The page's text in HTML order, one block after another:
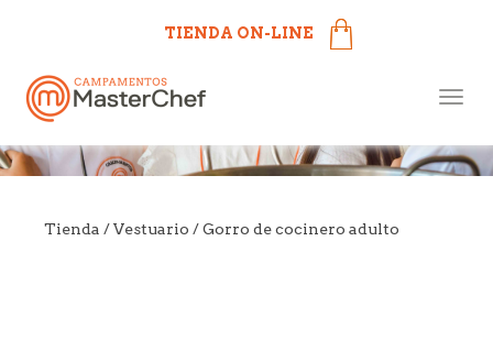
TIENDA ON-LINE
Campamentos MasterChef
más cerca de ti
Tienda /Vestuario / Gorro de cocinero adulto